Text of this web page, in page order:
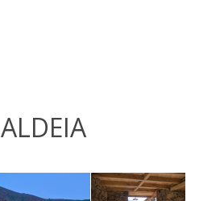
ALDEIA